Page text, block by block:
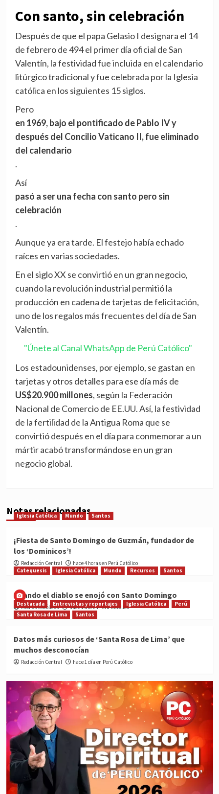
Con santo, sin celebración
Después de que el papa Gelasio I designara el 14
de febrero de 494 el primer día oficial de San
Valentín, la festividad fue incluida en el calendario
litúrgico tradicional y fue celebrada por la Iglesia
católica en los siguientes 15 siglos.
Pero
en 1969, bajo el pontificado de Pablo IV y
después del Concilio Vaticano II, fue eliminado
del calendario
.
Así
pasó a ser una fecha con santo pero sin
celebración
.
Aunque ya era tarde. El festejo había echado
raíces en varias sociedades.
En el siglo XX se convirtió en un gran negocio,
cuando la revolución industrial permitió la
producción en cadena de tarjetas de felicitación,
uno de los regalos más frecuentes del día de San
Valentín.
"Únete al Canal WhatsApp de Perú Católico"
Los estadounidenses, por ejemplo, se gastan en
tarjetas y otros detalles para ese día más de
US$20.900 millones, según la Federación
Nacional de Comercio de EE.UU. Así, la festividad
de la fertilidad de la Antigua Roma que se
convirtió después en el día para conmemorar a un
mártir acabó transformándose en un gran
negocio global.
Notas relacionadas
Iglesia Católica Mundo Santos
¡Fiesta de Santo Domingo de Guzmán, fundador de
los ‘Dominicos’!
Redacción Central
hace 4 horas en Perú Católico
Catequesis
Iglesia Católica Mundo Recursos Santos
Cuando el diablo se enojó con Santo Domingo
Medios Católicos hace 1 día en Perú Católico
Destacada Entrevistas y reportajes Iglesia Católica
Perú
Santa Rosa de Lima
Santos
Datos más curiosos de ‘Santa Rosa de Lima’ que
muchos desconocían
Redacción Central hace 1 día en Perú Católico